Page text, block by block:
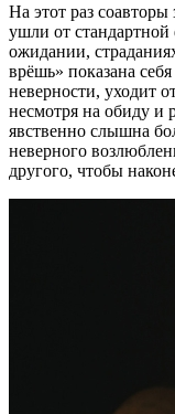
На этот раз
ушли от
ожидании,
врёшь» показана
неверности, уходит
несмотря на обиду и
явственно слышна
неверного
другого, чтобы